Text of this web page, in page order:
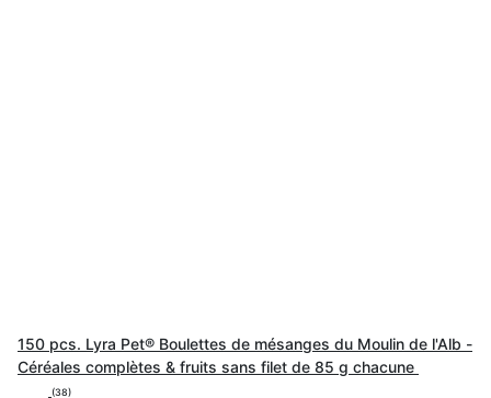
150 pcs. Lyra Pet® Boulettes de mésanges du Moulin de l'Alb -
Céréales complètes & fruits sans filet de 85 g chacune
(38)